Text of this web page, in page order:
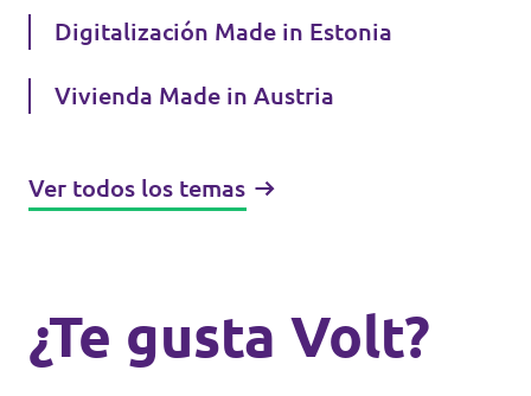
Digitalización Made in Estonia
Vivienda Made in Austria
Ver todos los temas
¿Te gusta Volt?